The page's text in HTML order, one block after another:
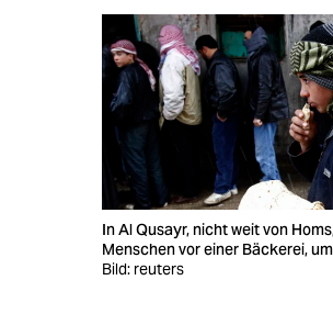
wahrheit
veranstaltungen
In Al Qusayr, nicht weit von
Menschen vor einer Bäckerei,
Bild: reuters